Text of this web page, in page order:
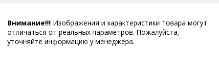
Внимание!!! Изображения и характеристики товара могут
отличаться от реальных параметров. Пожалуйста,
уточняйте информацию у менеджера.